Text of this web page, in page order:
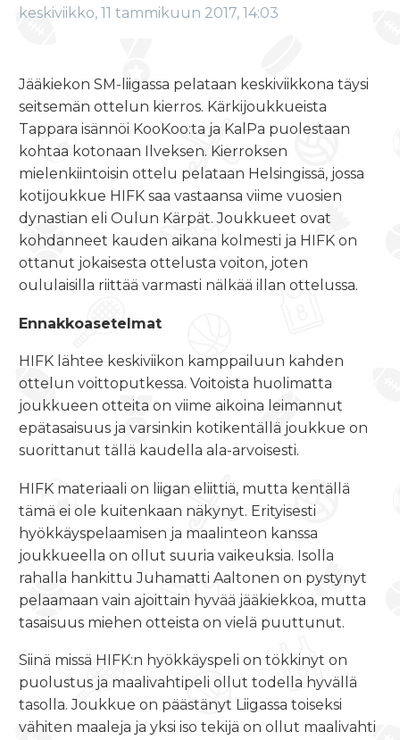
keskiviikko, 11 tammikuun 2017, 14:03
Jääkiekon SM-liigassa pelataan keskiviikkona täysi
seitsemän ottelun kierros. Kärkijoukkueista
Tappara isännöi KooKoo:ta ja KalPa puolestaan
kohtaa kotonaan Ilveksen. Kierroksen
mielenkiintoisin ottelu pelataan Helsingissä, jossa
kotijoukkue HIFK saa vastaansa viime vuosien
dynastian eli Oulun Kärpät. Joukkueet ovat
kohdanneet kauden aikana kolmesti ja HIFK on
ottanut jokaisesta ottelusta voiton, joten
oululaisilla riittää varmasti nälkää illan ottelussa.
Ennakkoasetelmat
HIFK lähtee keskiviikon kamppailuun kahden
ottelun voittoputkessa. Voitoista huolimatta
joukkueen otteita on viime aikoina leimannut
epätasaisuus ja varsinkin kotikentällä joukkue on
suorittanut tällä kaudella ala-arvoisesti.
HIFK materiaali on liigan eliittiä, mutta kentällä
tämä ei ole kuitenkaan näkynyt. Erityisesti
hyökkäyspelaamisen ja maalinteon kanssa
joukkueella on ollut suuria vaikeuksia. Isolla
rahalla hankittu Juhamatti Aaltonen on pystynyt
pelaamaan vain ajoittain hyvää jääkiekkoa, mutta
tasaisuus miehen otteista on vielä puuttunut.
Siinä missä HIFK:n hyökkäyspeli on tökkinyt on
puolustus ja maalivahtipeli ollut todella hyvällä
tasolla. Joukkue on päästänyt Liigassa toiseksi
vähiten maaleja ja yksi iso tekijä on ollut maalivahti